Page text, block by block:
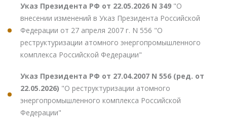
Указ Президента РФ от 22.05.2026 N 349 "О
внесении изменений в Указ Президента Российской
Федерации от 27 апреля 2007 г. N 556 "О
реструктуризации атомного энергопромышленного
комплекса Российской Федерации"
Указ Президента РФ от 27.04.2007 N 556 (ред. от
22.05.2026) "О реструктуризации атомного
энергопромышленного комплекса Российской
Федерации"